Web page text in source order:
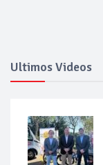
Ultimos Videos